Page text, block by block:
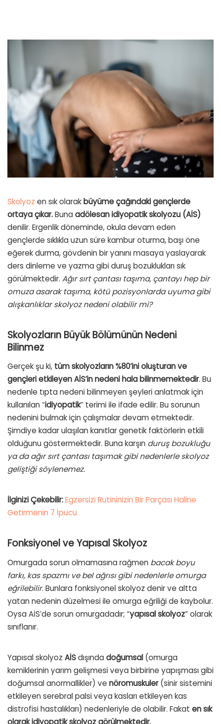
Skolyoz en sık olarak büyüme çağındaki gençlerde
ortaya çıkar.Buna adölesan idiyopatik skolyozu (AİS)
denilir. Ergenlik döneminde, okula devam eden
gençlerde sıklıkla uzun süre kambur oturma, başı öne
eğerek durma, gövdenin bir yanını masaya yaslayarak
ders dinleme ve yazma gibi duruş bozuklukları sık
görülmektedir. Ağır sırt çantası taşıma, çantayı hep bir
omuza asarak taşıma, kötü pozisyonlarda uyuma gibi
alışkanlıklar skolyoz nedeni olabilir mi?
Skolyozların Büyük Bölümünün Nedeni
Bilinmez
Gerçek şu ki, tüm skolyozların %80’ini oluşturan ve
gençleri etkileyen AİS’in nedeni hala bilinmemektedir. Bu
nedenle tıpta nedeni bilinmeyen şeyleri anlatmak için
kullanılan “idiyopatik” terimi ile ifade edilir. Bu sorunun
nedenini bulmak için çalışmalar devam etmektedir.
Şimdiye kadar ulaşılan kanıtlar genetik faktörlerin etkili
olduğunu göstermektedir. Buna karşın duruş bozukluğu
ya da ağır sırt çantası taşımak gibi nedenlerle skolyoz
geliştiği söylenemez.
İlginizi Çekebilir:Egzersizi Rutininizin Bir Parçası Haline
Getirmenin 7 İpucu
Fonksiyonel ve Yapısal Skolyoz
Omurgada sorun olmamasına rağmen bacak boyu
farkı, kas spazmı ve bel ağrısı gibi nedenlerle omurga
eğrilebilir. Bunlara fonksiyonel skolyoz denir ve altta
yatan nedenin düzelmesi ile omurga eğriliği de kaybolur.
Oysa AİS’de sorun omurgadadır; “yapısalskolyoz” olarak
sınıflanır.
Yapısal skolyoz AİSdışında doğumsal (omurga
kemiklerinin yarım gelişmesi veya birbirine yapışması gibi
doğumsal anormallikler) ve nöromuskuler(sinir sistemini
etkileyen serebral palsi veya kasları etkileyen kas
distrofisi hastalıkları) nedenleriyle de olabilir. Fakat en sık
olarak idiyopatik skolyoz görülmektedir.